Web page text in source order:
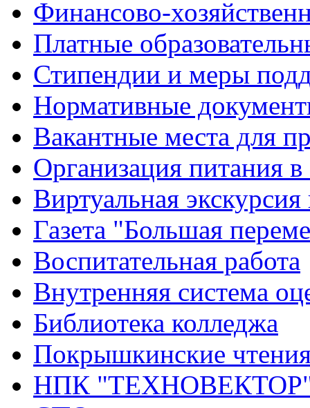
Финансово-
Платные
Стипендии и меры
Нормативные
Вакантные места для
Организация питания в
Виртуальная
Газета "Большая
Воспитательная работа
Внутренняя система
Библиотека колледжа
Покрышкинские
НПК